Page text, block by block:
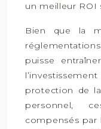
un meilleur ROI
Bien que la
puisse
protection de
personnel,
compensés par